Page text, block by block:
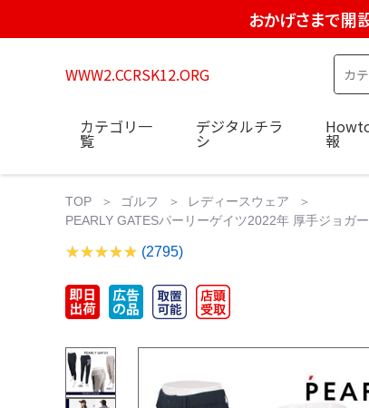
おかげさまで開
WWW2.CCRSK12.ORG
カテゴリ一
覧
デジタルチラ
シ 報
TOP ゴルフ
レディースウェア
PEARLY GATESパーリーゲイツ2022年 厚手ジョガ
(2795)